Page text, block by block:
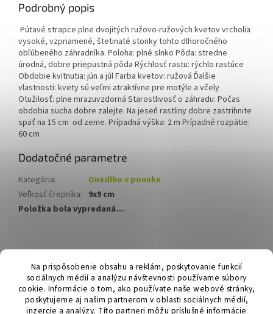
Na prispôsobenie obsahu a reklám, poskytovanie funkcií
sociálnych médií a analýzu návštevnosti používame súbory
cookie. Informácie o tom, ako používate naše webové stránky,
poskytujeme aj našim partnerom v oblasti sociálnych médií,
inzercie a analýzy. Títo partneri môžu príslušné informácie
Podrobný popis
Pútavé strapce plne dvojitých ružovo-ružových kvetov vrcholia
vysoké, vzpriamené, štetinaté stonky tohto dlhoročného
obľúbeného záhradníka. Poloha: plné slnko Pôda: stredne
úrodná, dobre priepustná pôda Rýchlosť rastu: rýchlo rastúce
Obdobie kvitnutia: jún a júl Farba kvetov: ružová Ďalšie
vlastnosti: kvety sú veľmi atraktívne pre motýle a včely
Otužilosť: plne mrazuvzdorná Starostlivosť o záhradu: Počas
obdobia sucha dobre zalejte. Na jeseň rastliny dobre zastrihnite
späť na 15 cm od zeme. Prípadná výška: 2 m Prípadné rozpätie:
60 cm
Dodatočné parametre
Kategória:
Onedlho v ponuke
Veľkosť črepníka: 9x9 cm
Položka bola vypredaná…
á
Hurmikaki.com